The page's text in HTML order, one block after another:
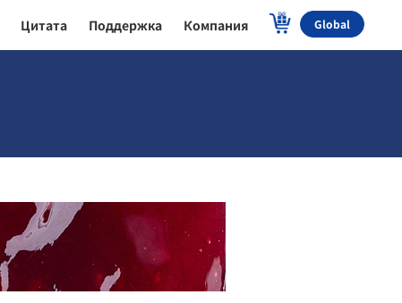
Цитата Поддержка Компания Global